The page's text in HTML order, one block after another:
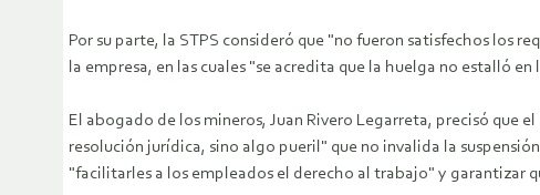
Por su parte, la STPS consideró que "no fueron satisfechos los
la empresa, en las cuales "se acredita que la huelga no estalló
El abogado de los mineros, Juan Rivero Legarreta, precisó que
resolución jurídica, sino algo pueril" que no invalida la
"facilitarles a los empleados el derecho al trabajo" y garantizar